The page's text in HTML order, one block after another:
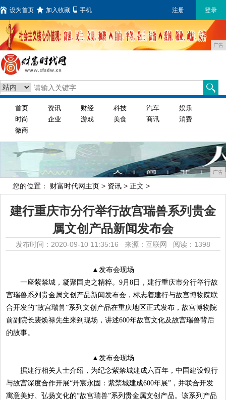
设为首页 加入收藏 手机 注册 登录
广告
首页 资讯 财经 科技 汽车
娱乐
时尚
企业 游戏 美食 商讯
消费
微商
广告
您的位置： 财富时代网主页 > 资讯 > 正文 >
建行重庆市分行举行故宫瑞兽系列贵金
属文创产品新闻发布会
发布时间：2020-09-10 11:35:16 来源：互联网 阅读：1398
▲发布会现场
一座紫禁城，凝聚国史之精粹。9月8日，建行重庆市分行举行故
宫瑞兽系列贵金属文创产品新闻发布会，标志着建行与故宫博物院联
合开发的“故宫瑞兽”系列文创产品在重庆地区正式发布，故宫博物院
前副院长裴焕禄先生来到现场，讲述600年故宫文化及故宫瑞兽背后
的故事。
▲发布会现场
据建行相关人士介绍，为纪念紫禁城建成六百年，中国建设银行
与故宫深度合作开展“丹宸永固：紫禁城建成600年展”，并联合开发
寓意美好、弘扬文化的“故宫瑞兽”系列贵金属文创产品。该系列产品